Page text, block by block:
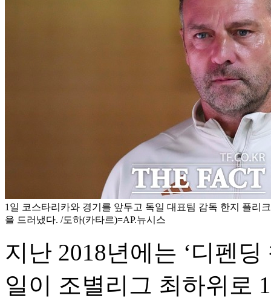
1일 코스타리카와 경기를 앞두고 독일 대표팀 감독 한지 플리
을 드러냈다. /도하(카타르)=AP.뉴시스
지난 2018년에는 ‘디펜
일이 조별리그 최하위로